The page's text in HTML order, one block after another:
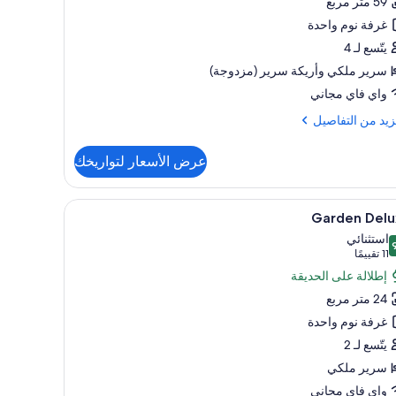
غرفة نوم واحدة
يتّسع لـ 4
سرير ملكي‫‬ وأريكة سرير (مزدوجة)
واي فاي مجاني
من التفاصيل
عرض الأسعار لتواريخك
أغطية فراش متميزة وألحفة محشوة بالريش
5
Garden
10
استثنائي
11 تقييمًا(11
تقييمًا)
إطلالة على الحديقة
24 متر مربع
غرفة نوم واحدة
يتّسع لـ 2
سرير ملكي
واي فاي مجاني